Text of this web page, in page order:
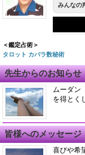
みんなの
＜鑑定占術＞
タロット カバラ数秘術
先生からのお知らせ
ムーダン
を得とく
皆様へのメッセージ
喜びや希